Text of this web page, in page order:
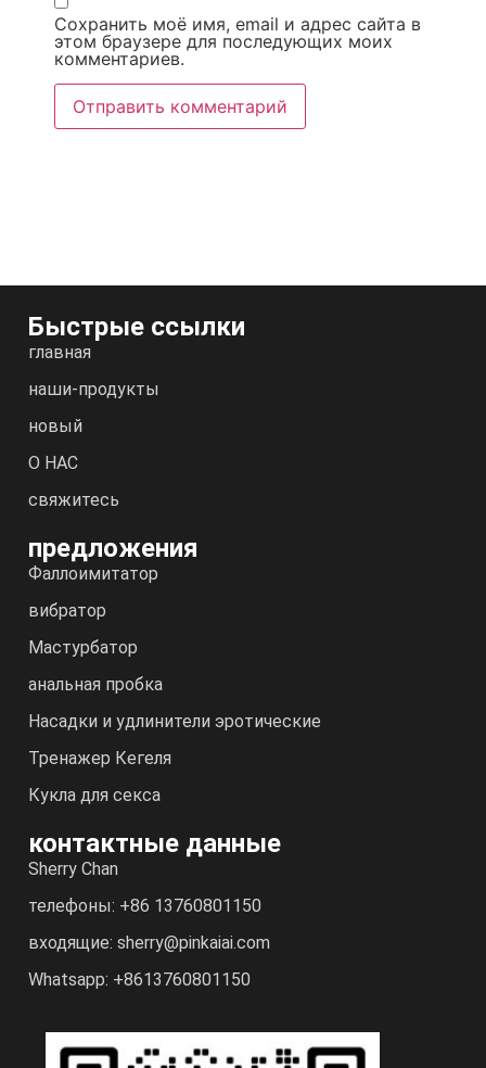
Сохранить моё имя, email и адрес сайта в
этом браузере для последующих моих
комментариев.
Быстрые ссылки
главная
наши-продукты
новый
О НАС
свяжитесь
предложения
Фаллоимитатор
вибратор
Мастурбатор
анальная пробка
Насадки и удлинители эротические
Тренажер Кегеля
Кукла для секса
контактные данные
Sherry Chan
телефоны: +86 13760801150
входящие: sherry@pinkaiai.com
Whatsapp: +8613760801150